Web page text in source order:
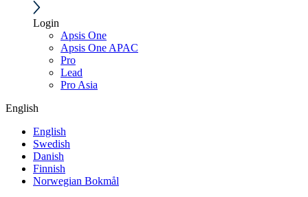
Login
Apsis One
Apsis One APAC
Pro
Lead
Pro Asia
English
English
Swedish
Danish
Finnish
Norwegian Bokmål